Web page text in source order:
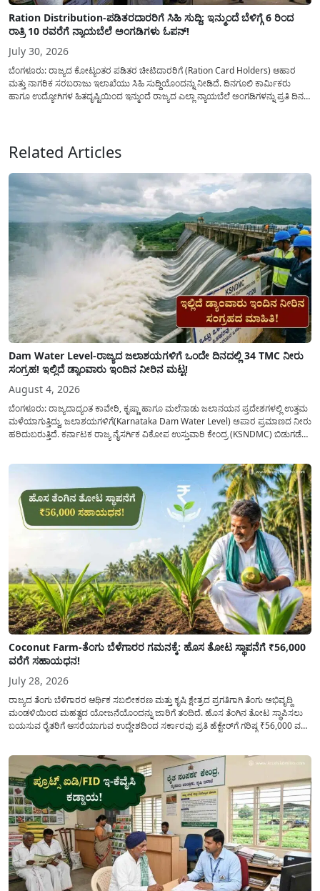
Ration Distribution-ಪಡಿತರದಾರರಿಗೆ ಸಿಹಿ ಸುದ್ದಿ: ಇನ್ಮುಂದೆ ಬೆಳಿಗ್ಗೆ 6 ರಿಂದ
ರಾತ್ರಿ 10 ರವರೆಗೆ ನ್ಯಾಯಬೆಲೆ ಅಂಗಡಿಗಳು ಓಪನ್!
July 30, 2026
ಬೆಂಗಳೂರು: ರಾಜ್ಯದ ಕೋಟ್ಯಂತರ ಪಡಿತರ ಚೀಟಿದಾರರಿಗೆ (Ration Card Holders) ಆಹಾರ
ಮತ್ತು ನಾಗರಿಕ ಸರಬರಾಜು ಇಲಾಖೆಯು ಸಿಹಿ ಸುದ್ದಿಯೊಂದನ್ನು ನೀಡಿದೆ. ದಿನಗೂಲಿ ಕಾರ್ಮಿಕರು
ಹಾಗೂ ಉದ್ಯೋಗಿಗಳ ಹಿತದೃಷ್ಟಿಯಿಂದ ಇನ್ಮುಂದೆ ರಾಜ್ಯದ ಎಲ್ಲಾ ನ್ಯಾಯಬೆಲೆ ಅಂಗಡಿಗಳನ್ನು ಪ್ರತಿ ದಿನ
Related Articles
Dam Water Level-ರಾಜ್ಯದ ಜಲಾಶಯಗಳಿಗೆ ಒಂದೇ ದಿನದಲ್ಲಿ 34 TMC ನೀರು
ಸಂಗ್ರಹ! ಇಲ್ಲಿದೆ ಡ್ಯಾಂವಾರು ಇಂದಿನ ನೀರಿನ ಮಟ್ಟ!
August 4, 2026
ಬೆಂಗಳೂರು: ರಾಜ್ಯದಾದ್ಯಂತ ಕಾವೇರಿ, ಕೃಷ್ಣಾ ಹಾಗೂ ಮಲೆನಾಡು ಜಲಾನಯನ ಪ್ರದೇಶಗಳಲ್ಲಿ ಉತ್ತಮ
ಮಳೆಯಾಗುತ್ತಿದ್ದು, ಜಲಾಶಯಗಳಿಗೆ(Karnataka Dam Water Level) ಅಪಾರ ಪ್ರಮಾಣದ ನೀರು
ಹರಿದುಬರುತ್ತಿದೆ. ಕರ್ನಾಟಕ ರಾಜ್ಯ ನೈಸರ್ಗಿಕ ವಿಕೋಪ ಉಸ್ತುವಾರಿ ಕೇಂದ್ರ (KSNDMC) ಬಿಡುಗಡೆ
Coconut Farm-ತೆಂಗು ಬೆಳೆಗಾರರ ಗಮನಕ್ಕೆ: ಹೊಸ ತೋಟ ಸ್ಥಾಪನೆಗೆ ₹56,000
ವರೆಗೆ ಸಹಾಯಧನ!
July 28, 2026
ರಾಜ್ಯದ ತೆಂಗು ಬೆಳೆಗಾರರ ಆರ್ಥಿಕ ಸಬಲೀಕರಣ ಮತ್ತು ಕೃಷಿ ಕ್ಷೇತ್ರದ ಪ್ರಗತಿಗಾಗಿ ತೆಂಗು ಅಭಿವೃದ್ದಿ
ಮಂಡಳಿಯಿಂದ ಮಹತ್ವದ ಯೋಜನೆಯೊಂದನ್ನು ಜಾರಿಗೆ ತಂದಿದೆ. ಹೊಸ ತೆಂಗಿನ ತೋಟ ಸ್ಥಾಪಿಸಲು
ಬಯಸುವ ರೈತರಿಗೆ ಆಸರೆಯಾಗುವ ಉದ್ದೇಶದಿಂದ ಸರ್ಕಾರವು ಪ್ರತಿ ಹೆಕ್ಟೇರ್‌ಗೆ ಗರಿಷ್ಠ ₹56,000 ವರೆಗೆ